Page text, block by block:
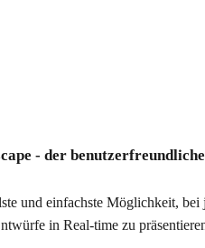
- der
und einfachste Möglichkeit,
in Real-time zu